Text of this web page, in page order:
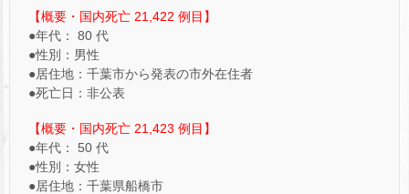
【概要・国内死亡 21,422 例目】
●年代： 80 代
●性別：男性
●居住地：千葉市から発表の市外在住者
●死亡日：非公表
【概要・国内死亡 21,423 例目】
●年代： 50 代
●性別：女性
●居住地：千葉県船橋市